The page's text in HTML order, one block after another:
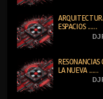
ESPACIOS ......
LA NUEVA ......